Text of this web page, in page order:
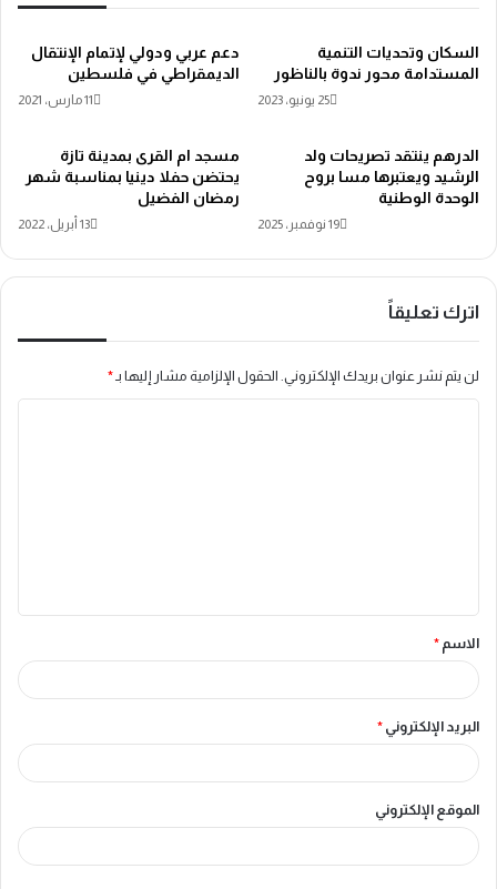
دعم عربي ودولي لإتمام الإنتقال
الديمقراطي في فلسطين
11 مارس، 2021
السكان وتحديات التنمية
المستدامة محور ندوة بالناظور
25 يونيو، 2023
مسجد ام القرى بمدينة تازة
يحتضن حفلا دينيا بمناسبة شهر
رمضان الفضيل
13 أبريل، 2022
الدرهم ينتقد تصريحات ولد
الرشيد ويعتبرها مسا بروح
الوحدة الوطنية
19 نوفمبر، 2025
اترك تعليقاً
لن يتم نشر عنوان بريدك الإلكتروني. الحقول الإلزامية مشار إليها بـ*
ق
*
الاسم *
البريد الإلكتروني *
الموقع الإلكتروني